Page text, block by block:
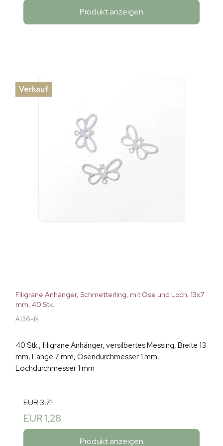
Produkt anzeigen
Verkauf
Filigrane Anhänger, Schmetterling, mit Öse und Loch, 13x7
mm, 40 Stk.
A136-fs
40 Stk., filigrane Anhänger, versilbertes Messing, Breite 13
mm, Länge 7 mm, Ösendurchmesser 1 mm,
Lochdurchmesser 1 mm
EUR 3,71
EUR 1,28
Produkt anzeigen